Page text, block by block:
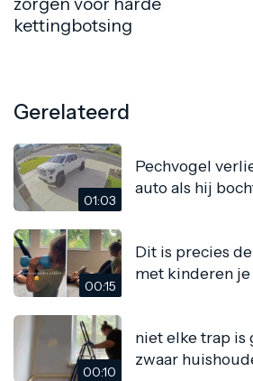
kettingbotsing
Gerelateerd
01:03
Pechvogel
auto als hij
00:15
Dit is precies
met kinderen
00:10
niet elke trap is
zwaar